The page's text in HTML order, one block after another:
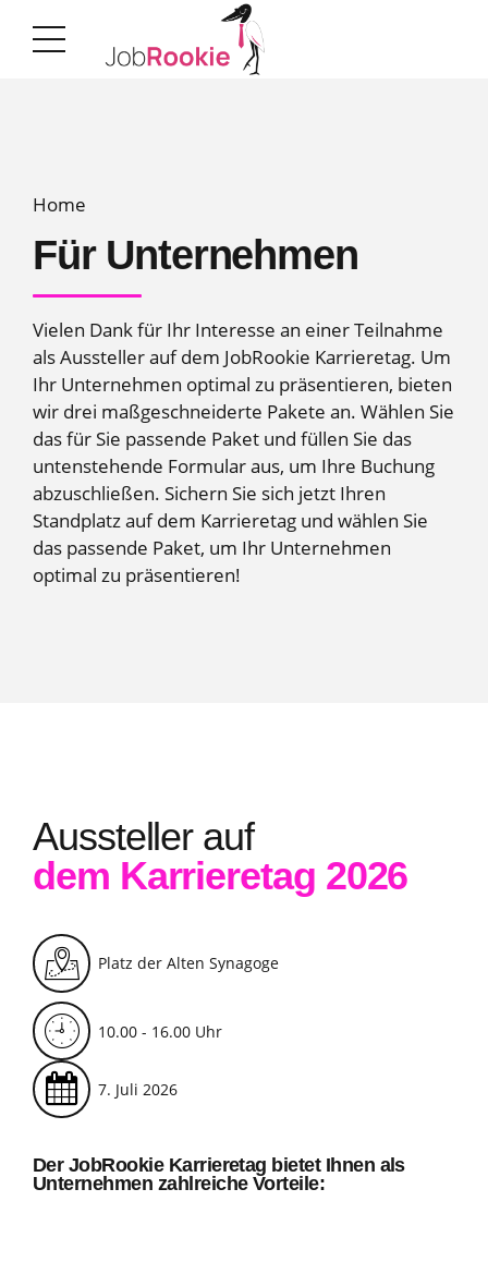
Home
Für Unternehmen
Vielen Dank für Ihr Interesse an einer Teilnahme
als Aussteller auf dem JobRookie Karrieretag. Um
Ihr Unternehmen optimal zu präsentieren, bieten
wir drei maßgeschneiderte Pakete an. Wählen Sie
das für Sie passende Paket und füllen Sie das
untenstehende Formular aus, um Ihre Buchung
abzuschließen. Sichern Sie sich jetzt Ihren
Standplatz auf dem Karrieretag und wählen Sie
das passende Paket, um Ihr Unternehmen
optimal zu präsentieren!
Aussteller auf
dem Karrieretag 2026
Platz der Alten Synagoge
10.00 - 16.00 Uhr
7. Juli 2026
Der JobRookie Karrieretag bietet Ihnen als
Unternehmen zahlreiche Vorteile: